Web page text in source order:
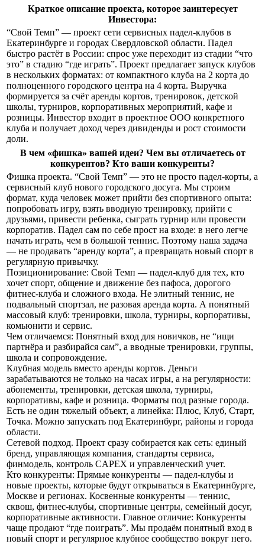
Краткое описание проекта, которое заинтересует
Инвестора:
“Свой Темп” — проект сети сервисных падел-клубов в
Екатеринбурге и городах Свердловской области. Падел
быстро растёт в России: спрос уже переходит из стадии “что
это” в стадию “где играть”. Проект предлагает запуск клубов
в нескольких форматах: от компактного клуба на 2 корта до
полноценного городского центра на 4 корта. Выручка
формируется за счёт аренды кортов, тренировок, детской
школы, турниров, корпоративных мероприятий, кафе и
розницы. Инвестор входит в проектное ООО конкретного
клуба и получает доход через дивиденды и рост стоимости
доли.
В чем «фишка» вашей идеи? Чем вы отличаетесь от
конкурентов? Кто ваши конкуренты?
Фишка проекта. “Свой Темп” — это не просто падел-корты, а
сервисный клуб нового городского досуга. Мы строим
формат, куда человек может прийти без спортивного опыта:
попробовать игру, взять вводную тренировку, прийти с
друзьями, привести ребенка, сыграть турнир или провести
корпоратив. Падел сам по себе прост на входе: в него легче
начать играть, чем в большой теннис. Поэтому наша задача
— не продавать “аренду корта”, а превращать новый спорт в
регулярную привычку.
Позиционирование: Свой Темп — падел-клуб для тех, кто
хочет спорт, общение и движение без пафоса, дорогого
фитнес-клуба и сложного входа. Не элитный теннис, не
подвальный спортзал, не разовая аренда корта. А понятный
массовый клуб: тренировки, школа, турниры, корпоративы,
комьюнити и сервис.
Чем отличаемся: Понятный вход для новичков, не “ищи
партнёра и разбирайся сам”, а вводные тренировки, группы,
школа и сопровождение.
Клубная модель вместо аренды кортов. Деньги
зарабатываются не только на часах игры, а на регулярности:
абонементы, тренировки, детская школа, турниры,
корпоративы, кафе и розница. Форматы под разные города.
Есть не один тяжелый объект, а линейка: Плюс, Клуб, Старт,
Точка. Можно запускать под Екатеринбург, районы и города
области.
Сетевой подход. Проект сразу собирается как сеть: единый
бренд, управляющая компания, стандарты сервиса,
финмодель, контроль CAPEX и управленческий учет.
Кто конкуренты: Прямые конкуренты — падел-клубы и
новые проекты, которые будут открываться в Екатеринбурге,
Москве и регионах. Косвенные конкуренты — теннис,
сквош, фитнес-клубы, спортивные центры, семейный досуг,
корпоративные активности. Главное отличие: Конкуренты
чаще продают “где поиграть”. Мы продаём понятный вход в
новый спорт и регулярное клубное сообщество вокруг него.